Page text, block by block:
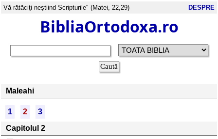
Vă rătăciţi neştiind Scripturile" (Matei, 22,29) DESPRE
BibliaOrtodoxa.ro
Maleahi
1 2
3
Capitolul 2